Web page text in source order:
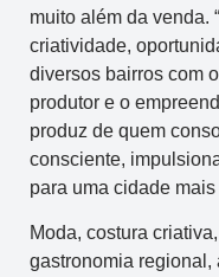
muito além da venda.
criatividade,
diversos bairros com
produtor e o
produz de quem
consciente,
para uma cidade
Moda, costura
gastronomia regional,